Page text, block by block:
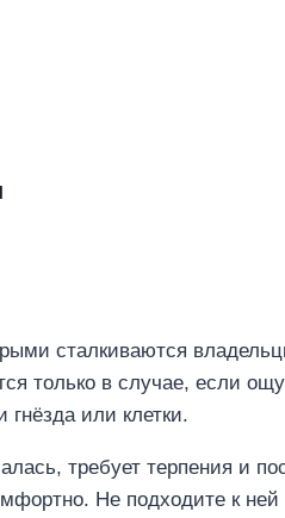
сталкиваются
только в случае, если
или клетки.
требует терпения и
Не подходите к